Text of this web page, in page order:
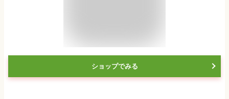
ショップでみる